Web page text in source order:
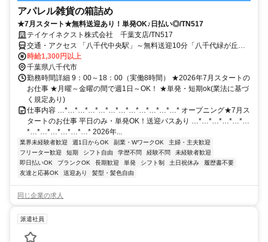
アパレル雑貨の箱詰め
★7月スタート★無料送迎あり！単発OK♪日払い◎/TN517
テイケイネクスト株式会社 千葉支店/TN517
交通・アクセス 「八千代中央駅」～無料送迎10分「八千代緑が丘
駅」～路線バス15分
時給1,300円以上
千葉県八千代市
勤務時間詳細 9：00～18：00（実働8時間） ★2026年7月スタートの
お仕事 ★月曜～金曜の間で週1日～OK！ ★単発・短期ok(業法に基づ
く規定あり)
仕事内容 …*…*…*…*…*…*…*…*…*…*…*…* オープニング★7月ス
タートのお仕事 平日のみ・単発OK！送迎バスあり …*…*…*…*…*…
*…*…*…*…*…*…* 2026年...
業界未経験者歓迎 週1日からOK 副業・WワークOK
主婦・主夫歓迎
フリーター歓迎
短期 シフト自由 学歴不問 経験不問
未経験者歓迎
即日払いOK
ブランクOK 長期歓迎 単発 シフト制 土日祝休み
履歴書不要
友達と応募OK
送迎あり 髪型・髪色自由
同じ企業の求人
派遣社員